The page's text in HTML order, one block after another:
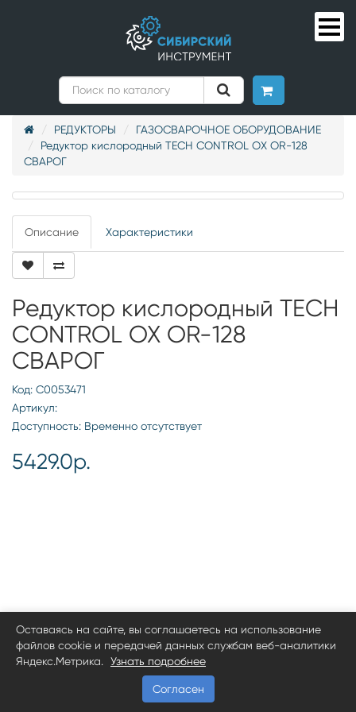
РЕДУКТОРЫ
ГАЗОСВАРОЧНОЕ ОБОРУДОВАНИЕ
Редуктор кислородный TECH CONTROL OX OR-128
СВАРОГ
Описание Характеристики
Редуктор кислородный TECH
CONTROL OX OR-128
СВАРОГ
Код: С0053471
Артикул:
Доступность: Временно отсутствует
5429.0р.
Оставаясь на сайте, вы соглашаетесь на использование
файлов cookie и передачей данных службам веб-аналитики
Яндекс.Метрика.
Узнать подробнее
Согласен